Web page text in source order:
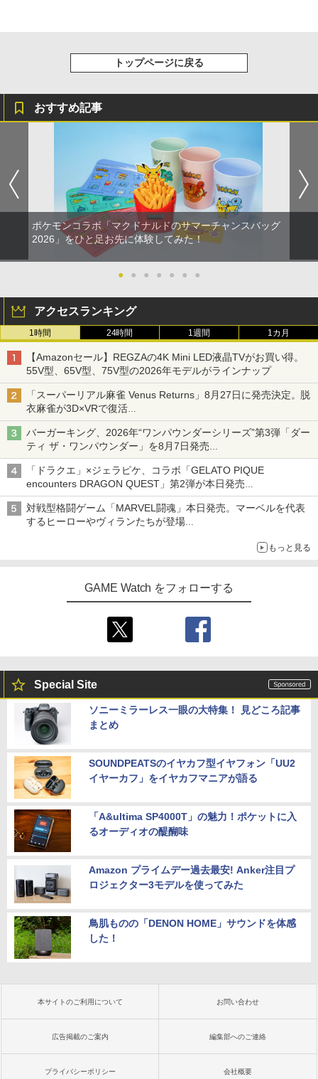
トップページに戻る
おすすめ記事
ポケモンコラボ「マクドナルドのサマーチャンスバッグ
2026」をひと足お先に体験してみた！
● ● ● ● ● ● ●
アクセスランキング
1時間 24時間 1週間 1カ月
【Amazonセール】REGZAの4K Mini LED液晶TVがお買い得。
55V型、65V型、75V型の2026年モデルがラインナップ
「スーパーリアル麻雀 Venus Returns」8月27日に発売決定。脱
衣麻雀が3D×VRで復活
発売から2週間は20%オフになるセールが実施
バーガーキング、2026年“ワンパウンダーシリーズ”第3弾「ダー
ティ ザ・ワンパウンダー」を8月7日発売
「特製ガーリックマヨソース」を使用した超大型チーズバーガー
「ドラクエ」×ジェラピケ、コラボ「GELATO PIQUE
encounters DRAGON QUEST」第2弾が本日発売
アイスカップに入ったスライムやわたぼう、ベビーサタンなどが
オリジナルアートで登場
対戦型格闘ゲーム「MARVEL闘魂」本日発売。マーベルを代表
するヒーローやヴィランたちが登場
もっと見る
GAME Watch をフォローする
Special Site
ソニーミラーレス一眼の大特集！ 見どころ記事
まとめ
SOUNDPEATSのイヤカフ型イヤフォン「UU2
イヤーカフ」をイヤカフマニアが語る
「A&ultima SP4000T」の魅力！ポケットに入
るオーディオの醍醐味
Amazon プライムデー過去最安! Anker注目プ
ロジェクター3モデルを使ってみた
鳥肌ものの「DENON HOME」サウンドを体感
した！
本サイトのご利用について お問い合わせ
広告掲載のご案内 編集部へのご連絡
プライバシーポリシー 会社概要